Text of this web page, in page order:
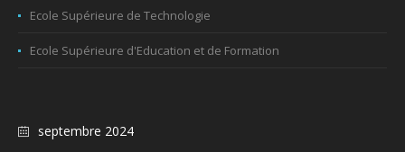
Ecole Supérieure de Technologie
Ecole Supérieure d'Education et de Formation
septembre 2024